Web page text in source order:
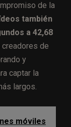
de la
también
a 42,68
de
y
captar la
largos.
móviles